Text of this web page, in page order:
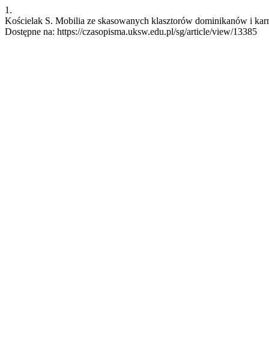
1.
Kościelak S. Mobilia ze skasowanych klasztorów dominikanów i
Dostępne na: https://czasopisma.uksw.edu.pl/sg/article/view/13385